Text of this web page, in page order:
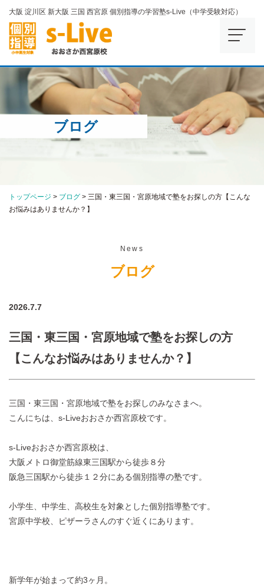
大阪 淀川区 新大阪 三国 西宮原 個別指導の学習塾s-Live（中学受験対応）
ブログ
トップページ > ブログ > 三国・東三国・宮原地域で塾をお探しの方【こんな
お悩みはありませんか？】
News
ブログ
2026.7.7
三国・東三国・宮原地域で塾をお探しの方
【こんなお悩みはありませんか？】
三国・東三国・宮原地域で塾をお探しのみなさまへ。
こんにちは、s-Liveおおさか西宮原校です。
s-Liveおおさか西宮原校は、
大阪メトロ御堂筋線東三国駅から徒歩８分
阪急三国駅から徒歩１２分にある個別指導の塾です。
小学生、中学生、高校生を対象とした個別指導塾です。
宮原中学校、ピザーラさんのすぐ近くにあります。
新学年が始まって約3ヶ月。